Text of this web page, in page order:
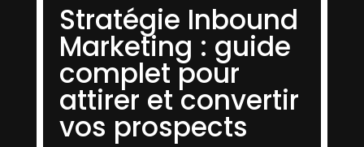
Stratégie Inbound
Marketing : guide
complet pour
attirer et convertir
vos prospects